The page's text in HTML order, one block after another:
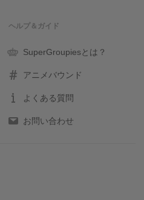
ヘルプ＆ガイド
SuperGroupiesとは？
アニメバウンド
よくある質問
お問い合わせ